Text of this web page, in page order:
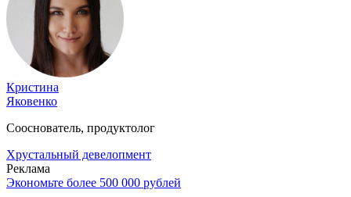
Кристина
Яковенко
Сооснователь, продуктолог
Хрустальный девелопмент
Реклама
Экономьте более 500 000 рублей